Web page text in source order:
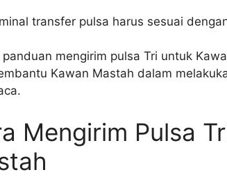
transfer pulsa harus sesuai
panduan mengirim pulsa Tri untuk
Kawan Mastah dalam
Mengirim Pulsa